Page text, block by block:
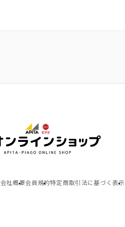
会社概要会員規約特定商取引法に基づく表示